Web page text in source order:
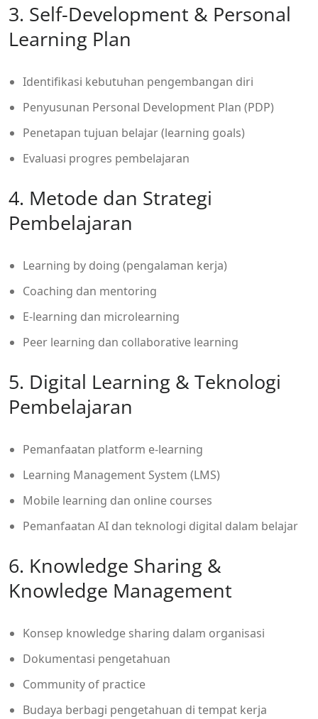
3. Self-Development & Personal
Learning Plan
Identifikasi kebutuhan pengembangan diri
Penyusunan Personal Development Plan (PDP)
Penetapan tujuan belajar (learning goals)
Evaluasi progres pembelajaran
4. Metode dan Strategi
Pembelajaran
Learning by doing (pengalaman kerja)
Coaching dan mentoring
E-learning dan microlearning
Peer learning dan collaborative learning
5. Digital Learning & Teknologi
Pembelajaran
Pemanfaatan platform e-learning
Learning Management System (LMS)
Mobile learning dan online courses
Pemanfaatan AI dan teknologi digital dalam belajar
6. Knowledge Sharing &
Knowledge Management
Konsep knowledge sharing dalam organisasi
Dokumentasi pengetahuan
Community of practice
Budaya berbagi pengetahuan di tempat kerja